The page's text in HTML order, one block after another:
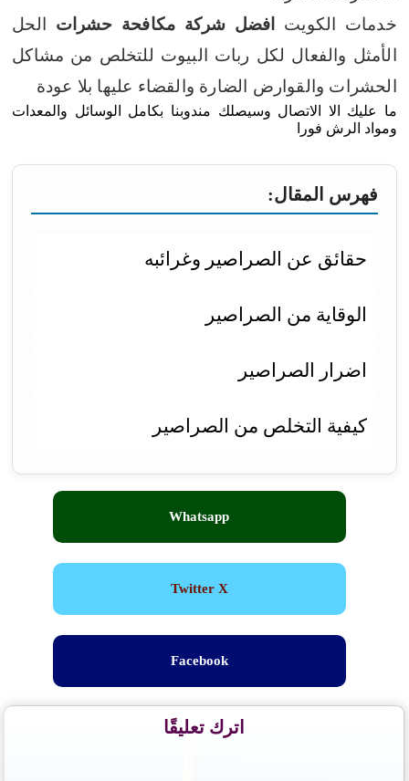
خدمات الكويت
افضل شركة مكافحة حشرات الحل
الأمثل والفعال لكل ربات البيوت للتخلص من مشاكل
الحشرات والقوارض الضارة والقضاء عليها بلا عودة
ما عليك الا الاتصال وسيصلك مندوبنا بكامل الوسائل والمعدات
ومواد الرش فورا
فهرس المقال:
حقائق عن الصراصير وغرائبه
الوقاية من الصراصير
اضرار الصراصير
كيفية التخلص من الصراصير
Whatsapp
Twitter X
Facebook
اترك تعليقًا